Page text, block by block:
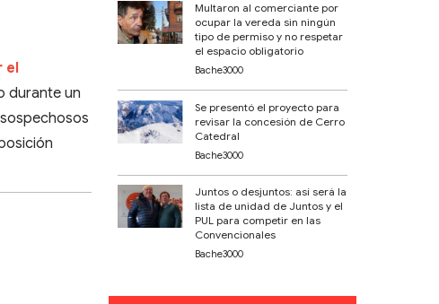
el
durante un
Multaron al comerciante por
ocupar la vereda sin ningún
tipo de permiso y no respetar
el espacio obligatorio
Bache3000
Se presentó el proyecto para
revisar la concesión de Cerro
Catedral
Bache3000
Juntos o desjuntos: así será la
lista de unidad de Juntos y el
PUL para competir en las
Convencionales
Bache3000